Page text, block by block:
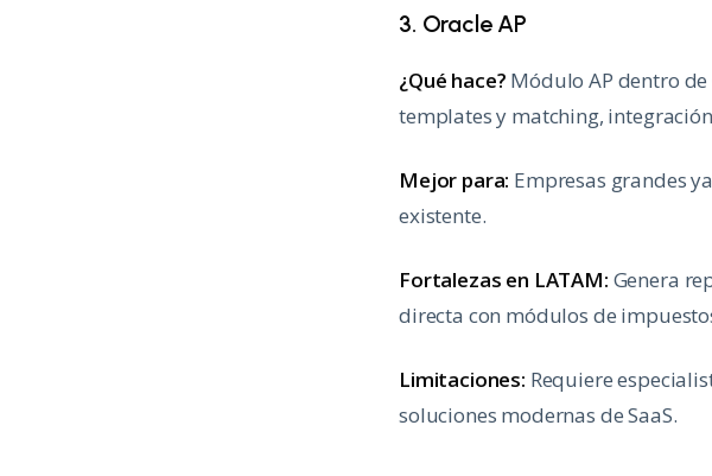
3. Oracle AP
¿Qué hace? Módulo AP dentro
templates y matching,
Mejor para: Empresas grandes
existente.
Fortalezas en LATAM: Genera
directa con módulos de
Limitaciones: Requiere
soluciones modernas de SaaS.